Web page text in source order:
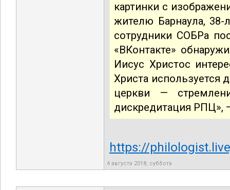
картинки с
жителю Барнаула,
сотрудники СОБРа
«ВКонтакте»
Иисус Христос
Христа используется
церкви —
дискредитация РПЦ»,
https://
4 августа 2018, суббота